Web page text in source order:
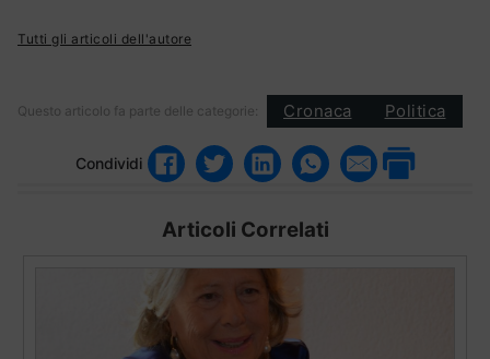
Tutti gli articoli dell'autore
Questo articolo fa parte delle categorie: Cronaca Politica
Condividi
Articoli Correlati